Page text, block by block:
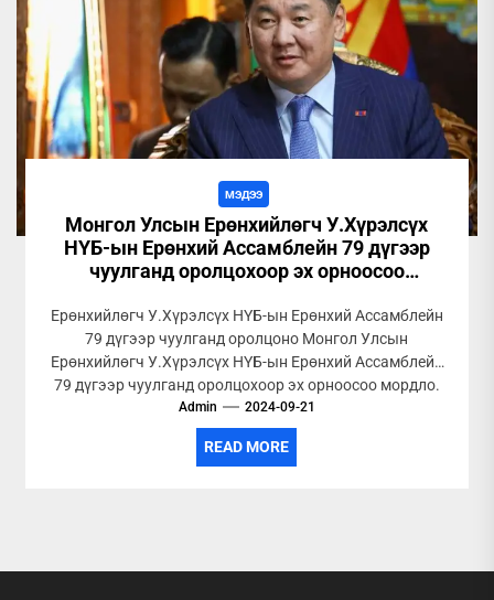
МЭДЭЭ
Монгол Улсын Ерөнхийлөгч У.Хүрэлсүх
НҮБ-ын Ерөнхий Ассамблейн 79 дүгээр
чуулганд оролцохоор эх орноосоо
Ерөнхийлөгч У.Хүрэлсүх НҮБ-ын Ерөнхий Ассамблейн
79 дүгээр чуулганд оролцоно Монгол Улсын
Ерөнхийлөгч У.Хүрэлсүх НҮБ-ын Ерөнхий Ассамблейн
79 дүгээр чуулганд оролцохоор эх орноосоо мордло.
Монгол Улсын...
Admin 2024-09-21
READ MORE